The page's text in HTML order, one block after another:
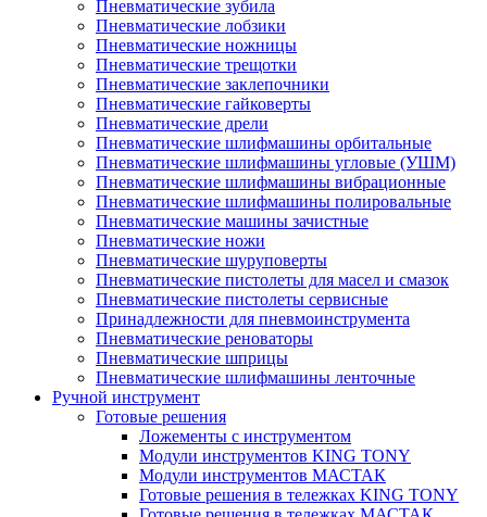
Пневматические зубила
Пневматические лобзики
Пневматические ножницы
Пневматические трещотки
Пневматические заклепочники
Пневматические гайковерты
Пневматические дрели
Пневматические шлифмашины орбитальные
Пневматические шлифмашины угловые (УШМ)
Пневматические шлифмашины вибрационные
Пневматические шлифмашины полировальные
Пневматические машины зачистные
Пневматические ножи
Пневматические шуруповерты
Пневматические пистолеты для масел и смазок
Пневматические пистолеты сервисные
Принадлежности для пневмоинструмента
Пневматические реноваторы
Пневматические шприцы
Пневматические шлифмашины ленточные
Ручной инструмент
Готовые решения
Ложементы с инструментом
Модули инструментов KING TONY
Модули инструментов МАСТАК
Готовые решения в тележках KING TONY